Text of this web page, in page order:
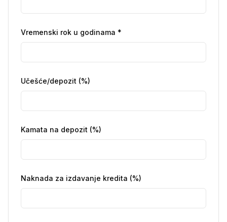
Vremenski rok u godinama *
Učešće/depozit (%)
Kamata na depozit (%)
Naknada za izdavanje kredita (%)